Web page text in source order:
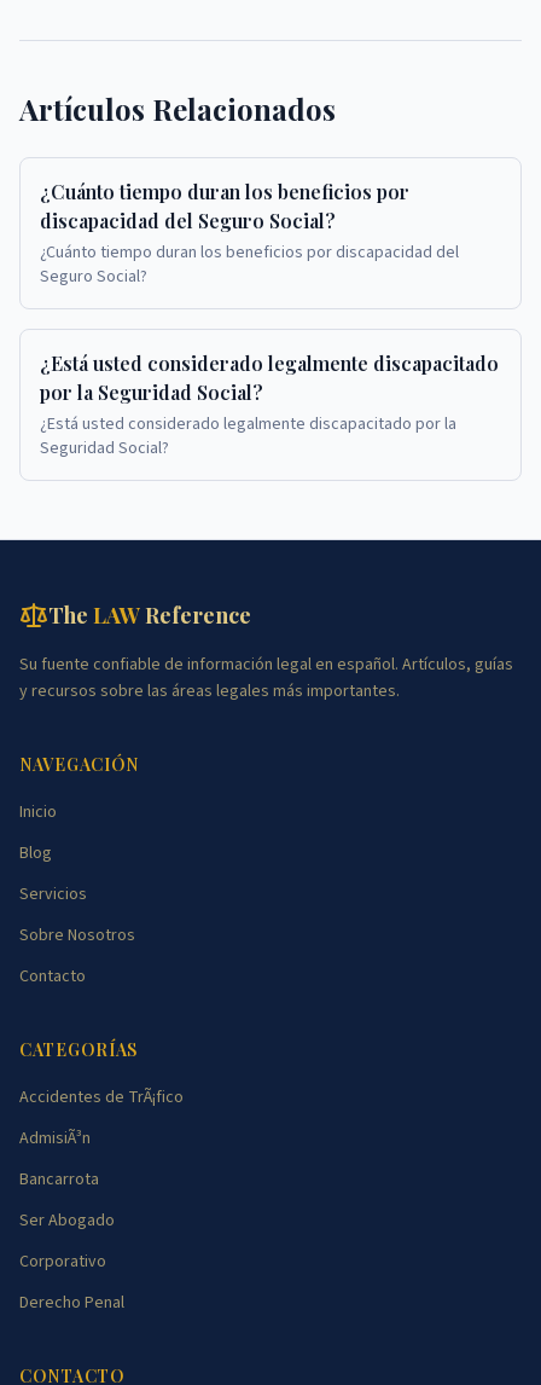
Artículos Relacionados
¿Cuánto tiempo duran los beneficios por
discapacidad del Seguro Social?
¿Cuánto tiempo duran los beneficios por discapacidad del
Seguro Social?
¿Está usted considerado legalmente discapacitado
por la Seguridad Social?
¿Está usted considerado legalmente discapacitado por la
Seguridad Social?
The LAWReference
Su fuente confiable de información legal en español. Artículos, guías
y recursos sobre las áreas legales más importantes.
NAVEGACIÓN
Inicio
Blog
Servicios
Sobre Nosotros
Contacto
CATEGORÍAS
Accidentes de TrÃ¡fico
AdmisiÃ³n
Bancarrota
Ser Abogado
Corporativo
Derecho Penal
CONTACTO